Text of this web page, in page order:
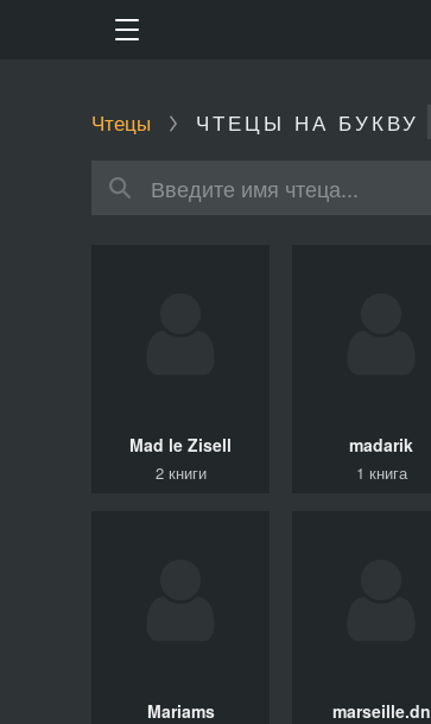
Чтецы ЧТЕЦЫ НА БУКВУ
Mad le Zisell
2 книги
madarik
1 книга
Mariams marseille.dn